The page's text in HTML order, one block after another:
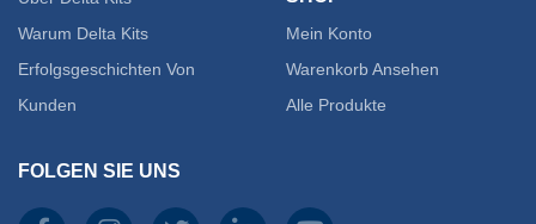
Warum Delta Kits
Erfolgsgeschichten Von
Kunden
Mein Konto
Warenkorb Ansehen
Alle Produkte
FOLGEN SIE UNS